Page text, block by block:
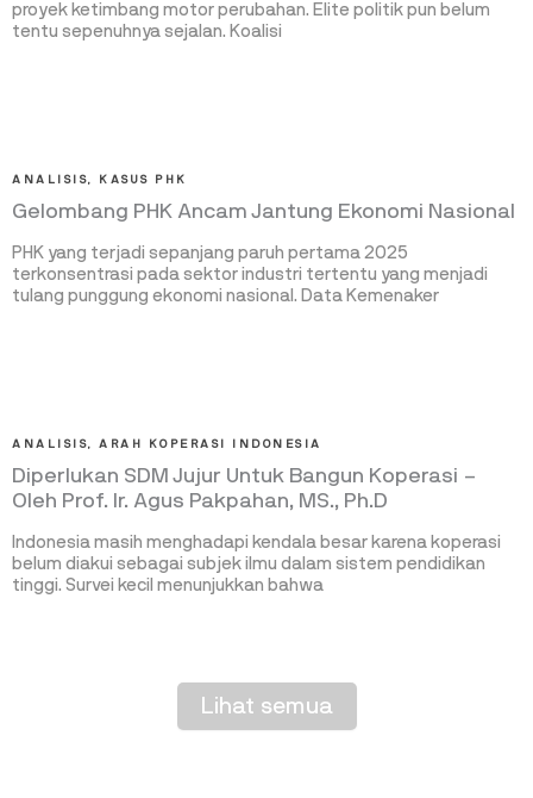
proyek ketimbang motor perubahan. Elite politik pun belum
tentu sepenuhnya sejalan. Koalisi
ANALISIS, KASUS PHK
Gelombang PHK Ancam Jantung Ekonomi Nasional
PHK yang terjadi sepanjang paruh pertama 2025
terkonsentrasi pada sektor industri tertentu yang menjadi
tulang punggung ekonomi nasional. Data Kemenaker
ANALISIS, ARAH KOPERASI INDONESIA
Diperlukan SDM Jujur Untuk Bangun Koperasi –
Oleh Prof. Ir. Agus Pakpahan, MS., Ph.D
Indonesia masih menghadapi kendala besar karena koperasi
belum diakui sebagai subjek ilmu dalam sistem pendidikan
tinggi. Survei kecil menunjukkan bahwa
Lihat semua